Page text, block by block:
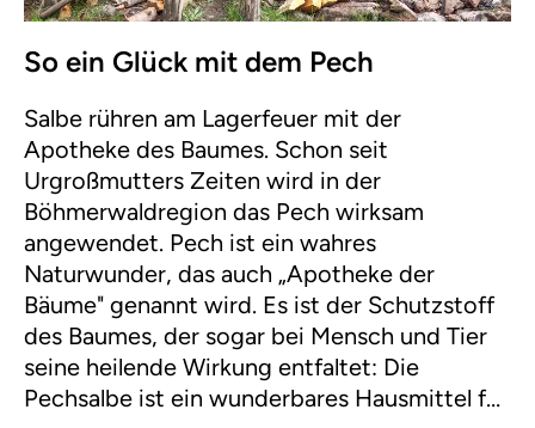
So ein Glück mit dem Pech
Salbe rühren am Lagerfeuer mit der
Apotheke des Baumes. Schon seit
Urgroßmutters Zeiten wird in der
Böhmerwaldregion das Pech wirksam
angewendet. Pech ist ein wahres
Naturwunder, das auch „Apotheke der
Bäume" genannt wird. Es ist der Schutzstoff
des Baumes, der sogar bei Mensch und Tier
seine heilende Wirkung entfaltet: Die
Pechsalbe ist ein wunderbares Hausmittel für